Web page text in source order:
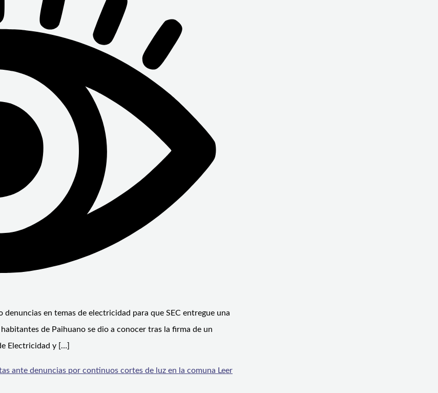
en temas de electricidad para que SEC entregue una
de Paihuano se dio a conocer tras la firma de un
Electricidad y […]
ante denuncias por continuos cortes de luz en la comuna Leer